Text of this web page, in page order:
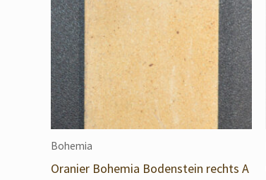
Bohemia
Oranier Bohemia Bodenstein rechts A